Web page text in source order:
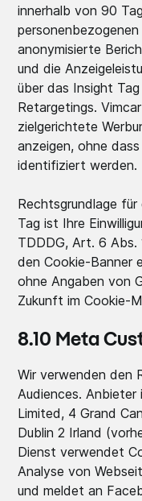
innerhalb von 90
anonymisierte
und die
über das Insight
Retargetings.
zielgerichtete
anzeigen, ohne
identifiziert werden.
Rechtsgrundlage
Tag ist Ihre
TDDDG, Art. 6 Abs.
den Cookie-Banner
ohne Angaben von
Zukunft im Cookie-
8.10 Meta
Wir verwenden den
Audiences.
Limited, 4 Grand
Dublin 2 Irland
Dienst verwendet
Analyse von
und meldet an